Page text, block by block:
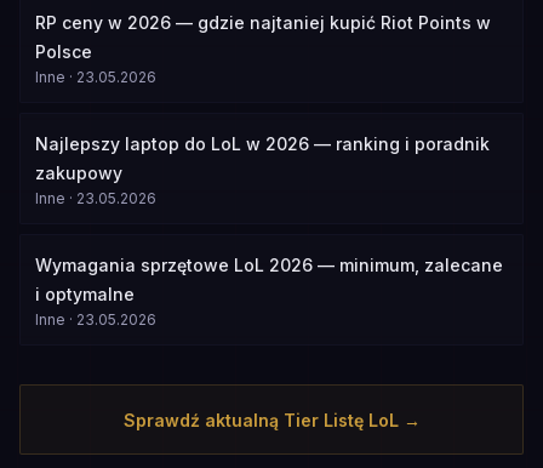
RP ceny w 2026 — gdzie najtaniej kupić Riot Points w
Polsce
Inne · 23.05.2026
Najlepszy laptop do LoL w 2026 — ranking i poradnik
zakupowy
Inne · 23.05.2026
Wymagania sprzętowe LoL 2026 — minimum, zalecane
i optymalne
Inne · 23.05.2026
Sprawdź aktualną Tier Listę LoL →